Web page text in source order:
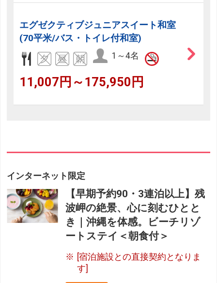
エグゼクティブジュニアスイート和室
(70平米/バス・トイレ付和室)
1～4名
11,007円～175,950円
インターネット限定
【早期予約90・3連泊以上】残
波岬の絶景、心に刻むひとと
き｜沖縄を体感。ビーチリゾ
ートステイ＜朝食付＞
[宿泊施設との直接契約となりま
す]